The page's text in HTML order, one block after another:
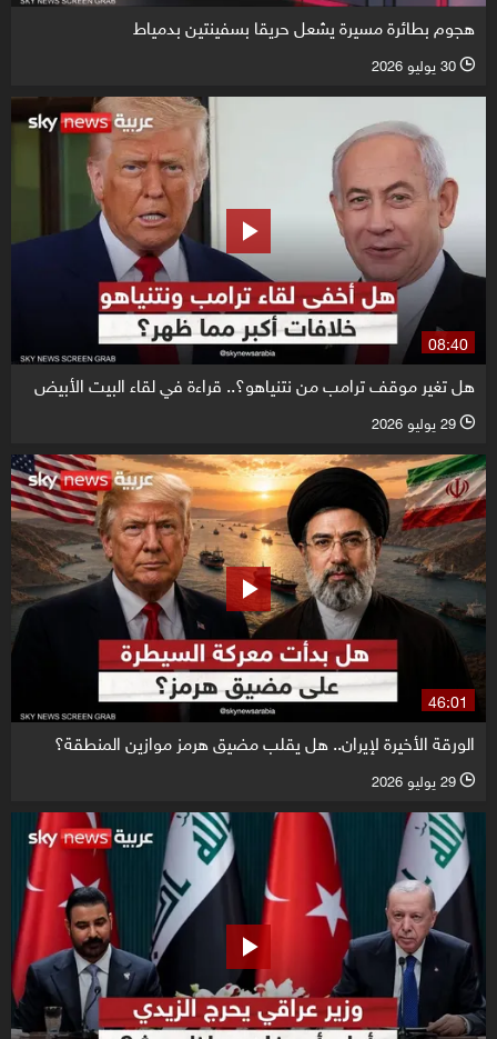
هجوم بطائرة مسيرة يشعل حريقا بسفينتين بدمياط
l 30 يوليو 2026
08:40
هل تغير موقف ترامب من نتنياهو؟.. قراءة في لقاء البيت الأبيض
l 29 يوليو 2026
46:01
الورقة الأخيرة لإيران.. هل يقلب مضيق هرمز موازين المنطقة؟
l 29 يوليو 2026